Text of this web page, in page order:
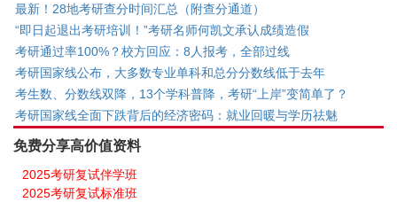
最新！28地考研查分时间汇总（附查分通道）
“即日起退出考研培训！”考研名师何凯文承认成绩造假
考研通过率100%？校方回应：8人报考，全部过线
考研国家线公布，大多数专业单科和总分分数线低于去年
考生数、分数线双降，13个学科普降，考研“上岸”变简单了？
考研国家线全面下跌背后的经济密码：就业回暖与学历祛魅
免费分享高价值资料
2025考研复试伴学班
2025考研复试标准班